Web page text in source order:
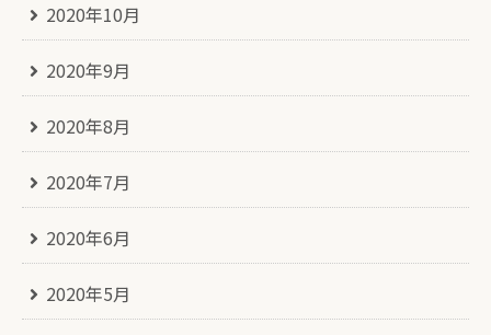
2020年10月
2020年9月
2020年8月
2020年7月
2020年6月
2020年5月